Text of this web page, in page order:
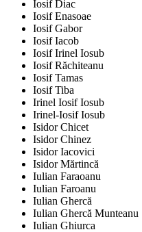
Iosif Diac
Iosif Enasoae
Iosif Gabor
Iosif Iacob
Iosif Irinel Iosub
Iosif Răchiteanu
Iosif Tamas
Iosif Tiba
Irinel Iosif Iosub
Irinel-Iosif Iosub
Isidor Chicet
Isidor Chinez
Isidor Iacovici
Isidor Mărtincă
Iulian Faraoanu
Iulian Faroanu
Iulian Ghercă
Iulian Ghercă Munteanu
Iulian Ghiurca